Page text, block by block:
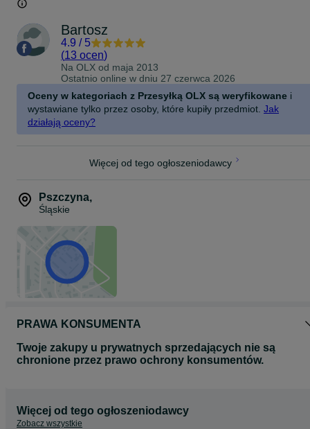
Bartosz
4.9 / 5
(13 ocen)
Na OLX od maja 2013
Ostatnio online w dniu 27 czerwca 2026
Oceny w kategoriach z Przesyłką OLX są weryfikowane i
wystawiane tylko przez osoby, które kupiły przedmiot. Jak
działają oceny?
Więcej od tego ogłoszeniodawcy
Pszczyna,
Śląskie
PRAWA KONSUMENTA
Twoje zakupy u prywatnych sprzedających nie są
chronione przez prawo ochrony konsumentów.
Więcej od tego ogłoszeniodawcy
Zobacz wszystkie